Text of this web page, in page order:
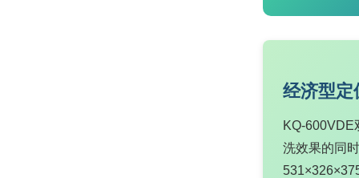
经济型定
KQ-600VDE
洗效果的同